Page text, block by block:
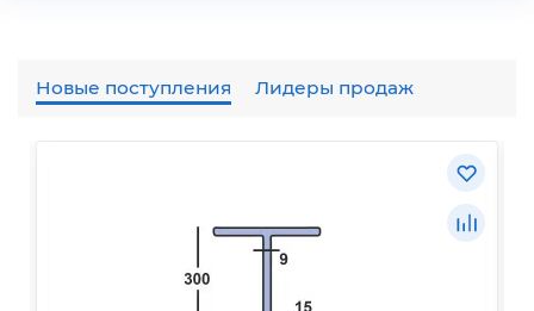
Новые поступления Лидеры продаж